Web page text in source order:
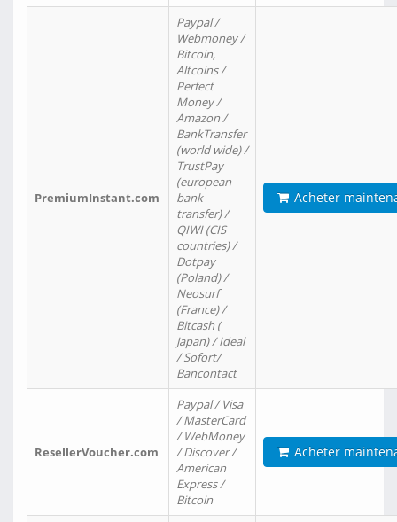
PremiumInstant.com
Paypal /
Webmoney /
Bitcoin,
Altcoins /
Perfect
Money /
Amazon /
BankTransfer
(world wide) /
TrustPay
(european
bank
transfer) /
QIWI (CIS
countries) /
Dotpay
(Poland) /
Neosurf
(France) /
Bitcash (
Japan) / Ideal
/ Sofort/
Bancontact
Acheter
ResellerVoucher.com
Paypal / Visa
/ MasterCard
/ WebMoney
/ Discover /
American
Express /
Bitcoin
Acheter